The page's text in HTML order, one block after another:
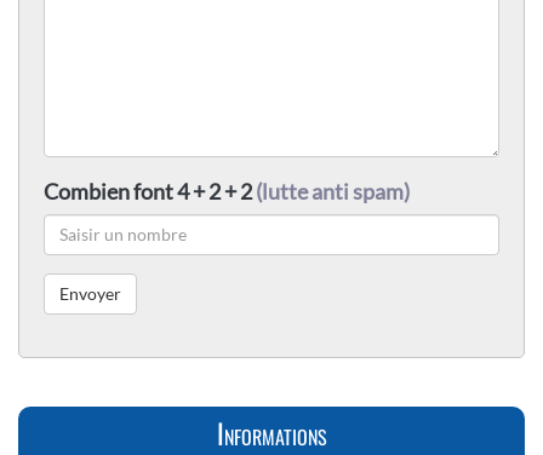
Combien font 4 + 2 + 2(lutte anti spam)
Informations